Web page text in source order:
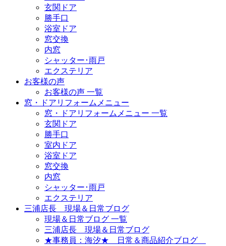
玄関ドア
勝手口
浴室ドア
窓交換
内窓
シャッター･雨戸
エクステリア
お客様の声
お客様の声 一覧
窓・ドアリフォームメニュー
窓・ドアリフォームメニュー 一覧
玄関ドア
勝手口
室内ドア
浴室ドア
窓交換
内窓
シャッター･雨戸
エクステリア
三浦店長 現場＆日常ブログ
現場＆日常ブログ 一覧
三浦店長 現場＆日常ブログ
★事務員：海汐★ 日常＆商品紹介ブログ